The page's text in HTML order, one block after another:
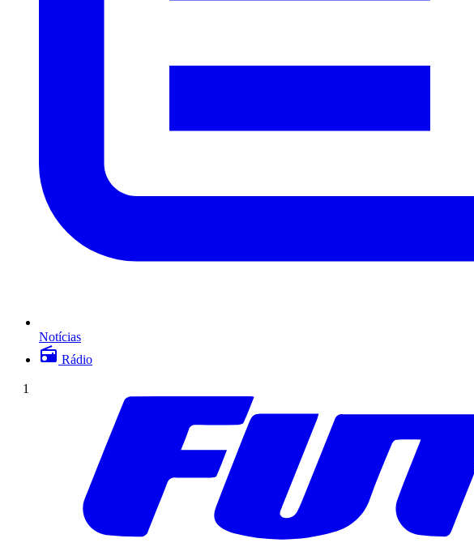
Notícias
Rádio
1